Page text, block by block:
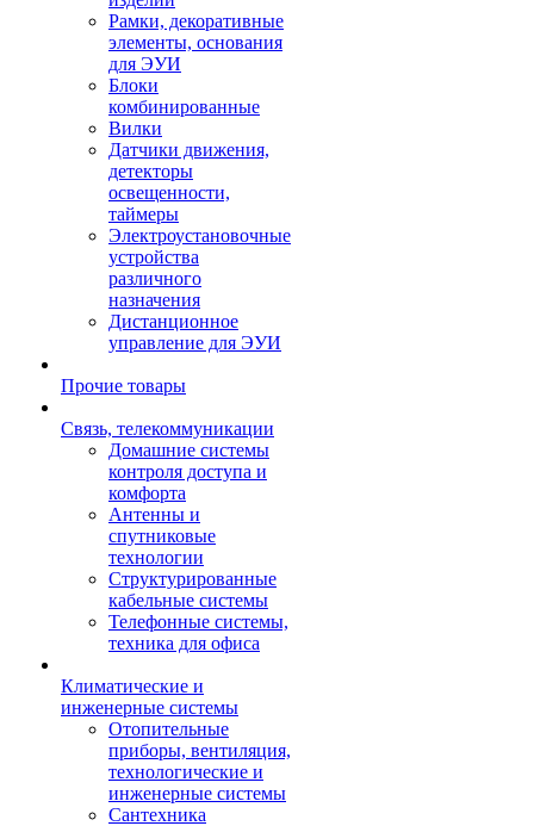
Рамки, декоративные
элементы, основания
для ЭУИ
Блоки
комбинированные
Вилки
Датчики движения,
детекторы
освещенности,
таймеры
Электроустановочные
устройства
различного
назначения
Дистанционное
управление для ЭУИ
Прочие товары
Связь, телекоммуникации
Домашние системы
контроля доступа и
комфорта
Антенны и
спутниковые
технологии
Структурированные
кабельные системы
Телефонные системы,
техника для офиса
Климатические и
инженерные системы
Отопительные
приборы, вентиляция,
технологические и
инженерные системы
Сантехника